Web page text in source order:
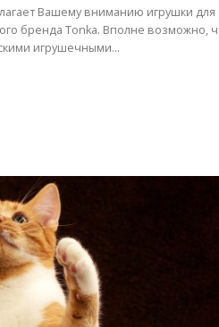
Вашему вниманию игрушки для
бренда Tonka. Вполне возможно,
игрушечными...